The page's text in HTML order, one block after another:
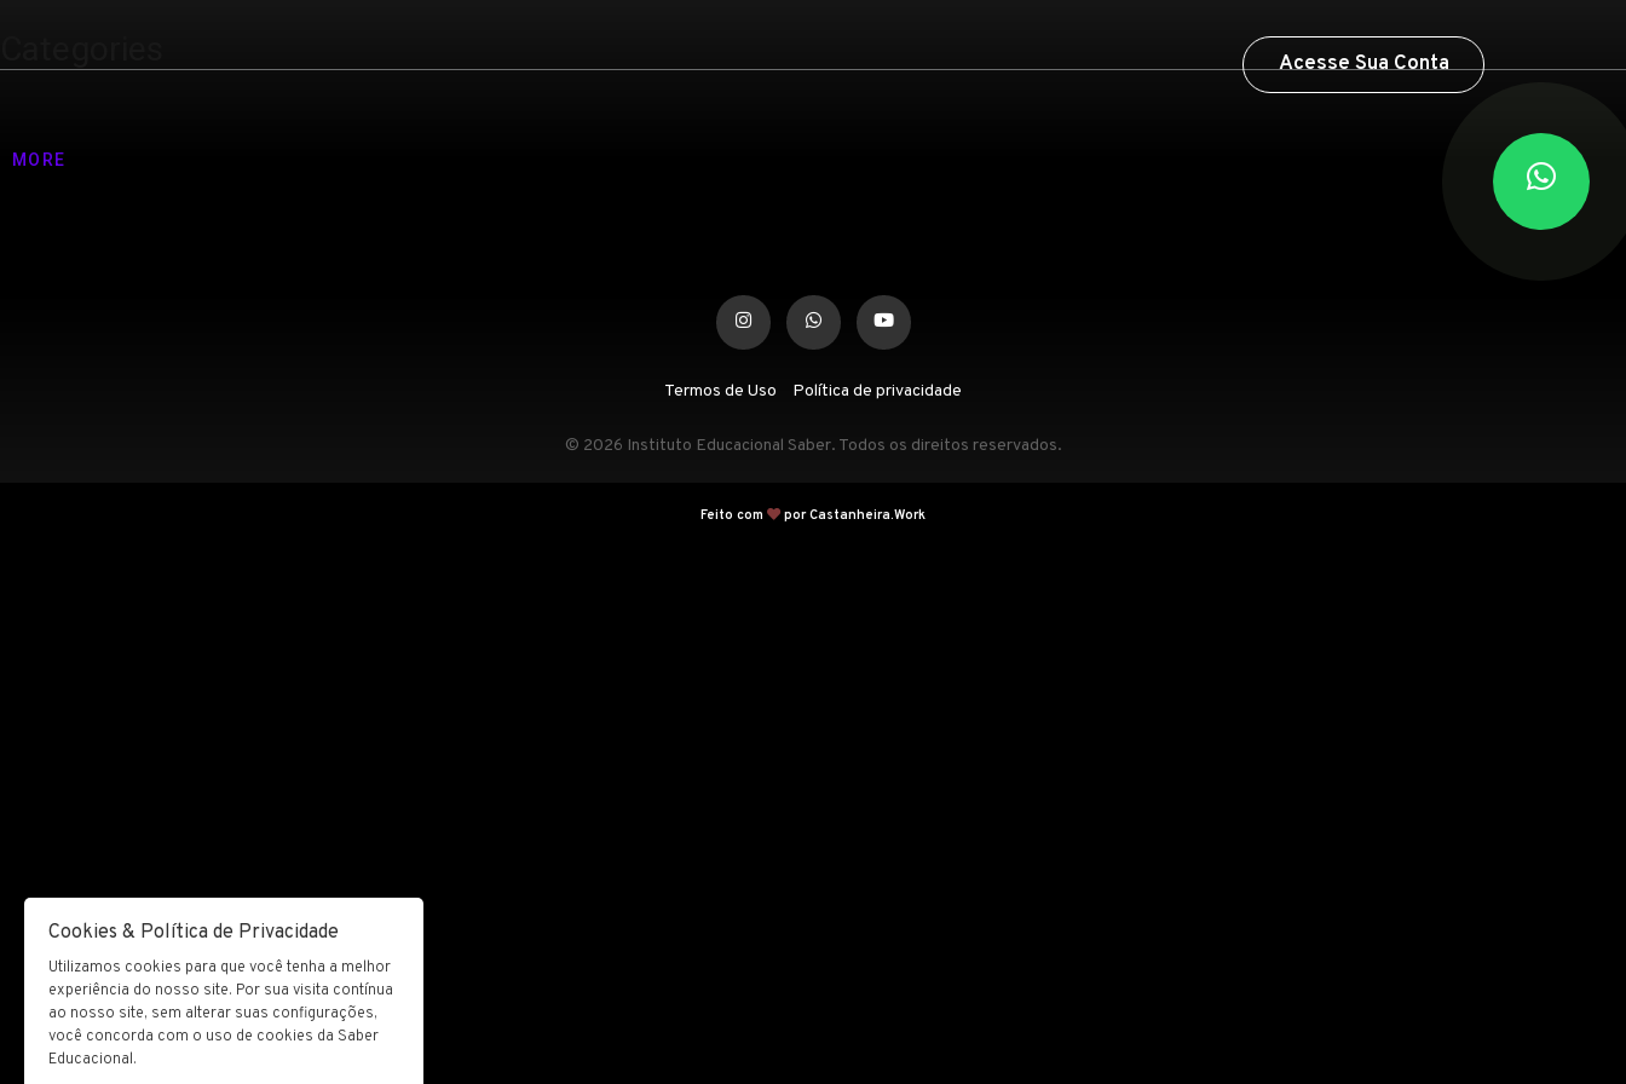
Acesse Sua Conta
MORE
Termos de Uso Política de privacidade
© 2026 Instituto Educacional Saber. Todos os direitos reservados.
Feito com por Castanheira.Work
Cookies & Política de Privacidade
Utilizamos cookies para que você tenha a melhor
experiência do nosso site. Por sua visita contínua
ao nosso site, sem alterar suas configurações,
você concorda com o uso de cookies da Saber
Educacional.